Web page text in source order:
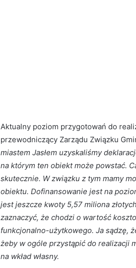
Aktualny poziom przygotowań do
przewodniczący Zarządu Związku
miastem Jasłem uzyskaliśmy
na którym ten obiekt może powstać.
skutecznie. W związku z tym mamy
obiektu. Dofinansowanie jest na
jest jeszcze kwoty 5,57 miliona
zaznaczyć, że chodzi o wartość
funkcjonalno-użytkowego. Ja sądzę,
żeby w ogóle przystąpić do realizacji
na wkład własny.